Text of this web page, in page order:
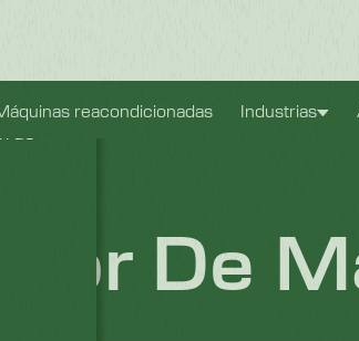
reacondicionadas Industrias
De